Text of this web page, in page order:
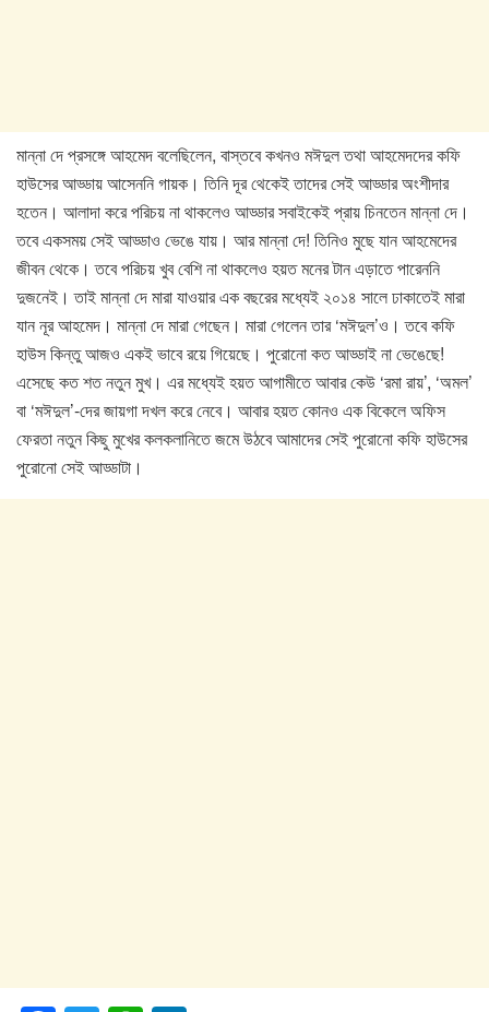
মান্না দে প্রসঙ্গে আহমেদ বলেছিলেন, বাস্তবে কখনও মঈদুল তথা আহমেদদের কফি
হাউসের আড্ডায় আসেননি গায়ক। তিনি দূর থেকেই তাদের সেই আড্ডার অংশীদার
হতেন। আলাদা করে পরিচয় না থাকলেও আড্ডার সবাইকেই প্রায় চিনতেন মান্না দে।
তবে একসময় সেই আড্ডাও ভেঙে যায়। আর মান্না দে! তিনিও মুছে যান আহমেদের
জীবন থেকে। তবে পরিচয় খুব বেশি না থাকলেও হয়ত মনের টান এড়াতে পারেননি
দুজনেই। তাই মান্না দে মারা যাওয়ার এক বছরের মধ্যেই ২০১৪ সালে ঢাকাতেই মারা
যান নূর আহমেদ। মান্না দে মারা গেছেন। মারা গেলেন তার ‘মঈদুল’ও। তবে কফি
হাউস কিন্তু আজও একই ভাবে রয়ে গিয়েছে। পুরোনো কত আড্ডাই না ভেঙেছে!
এসেছে কত শত নতুন মুখ। এর মধ্যেই হয়ত আগামীতে আবার কেউ ‘রমা রায়’, ‘অমল’
বা ‘মঈদুল’-দের জায়গা দখল করে নেবে। আবার হয়ত কোনও এক বিকেলে অফিস
ফেরতা নতুন কিছু মুখের কলকলানিতে জমে উঠবে আমাদের সেই পুরোনো কফি হাউসের
পুরোনো সেই আড্ডাটা।